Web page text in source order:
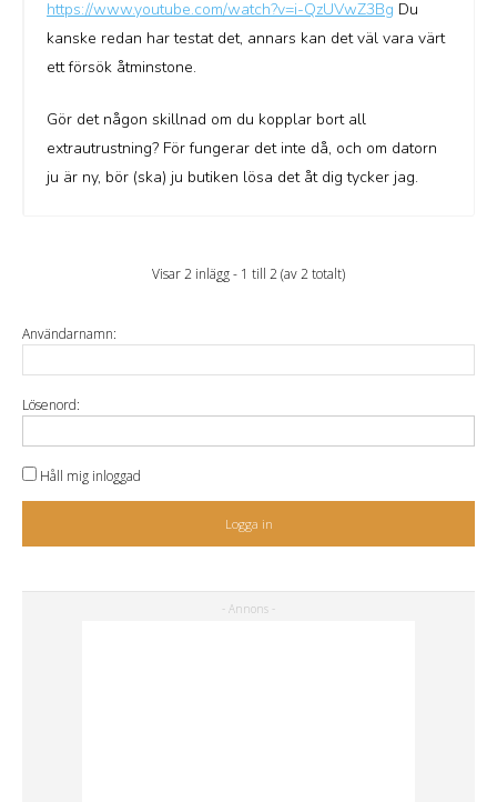
https://www.youtube.com/watch?v=i-QzUVwZ3Bg Du
kanske redan har testat det, annars kan det väl vara värt
ett försök åtminstone.
Gör det någon skillnad om du kopplar bort all
extrautrustning? För fungerar det inte då, och om datorn
ju är ny, bör (ska) ju butiken lösa det åt dig tycker jag.
Visar 2 inlägg - 1 till 2 (av 2 totalt)
Användarnamn:
Lösenord:
Håll mig inloggad
Logga in